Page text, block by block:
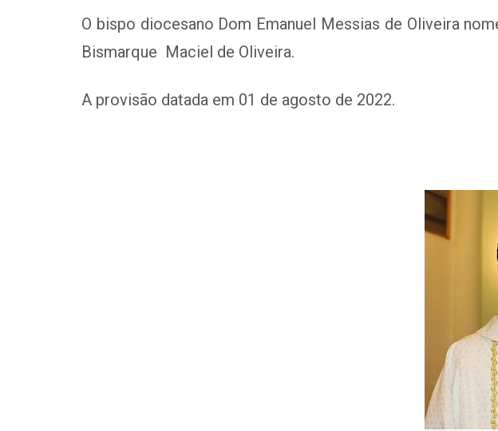
O bispo diocesano Dom Emanuel Messias de Oliveira
Bismarque Maciel de Oliveira.
A provisão datada em 01 de agosto de 2022.